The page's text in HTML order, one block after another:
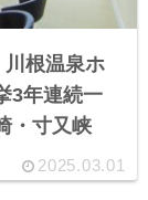
根温泉ホ
3年連続一
・寸又峡
2025.03.01